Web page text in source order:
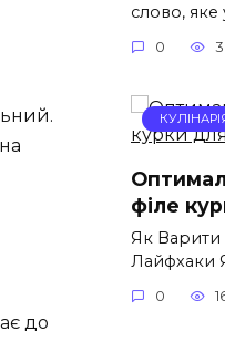
до
слово, яке
0
філе
Як Варити
Лайфхаки
0